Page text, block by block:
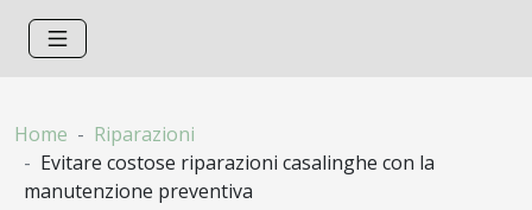
Home
Riparazioni
Evitare costose riparazioni casalinghe con la
manutenzione preventiva